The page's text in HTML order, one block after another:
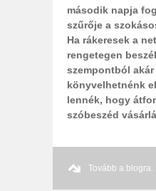
második napja
szűrője a
Ha rákeresek a
rengetegen
szempontból
könyvelhetnénk
lennék, hogy
szóbeszéd
Tovább a blogra.